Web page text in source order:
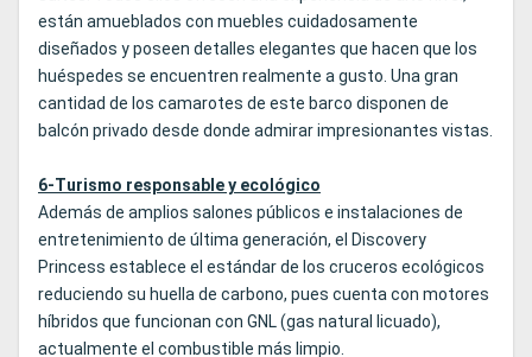
están amueblados con muebles cuidadosamente
diseñados y poseen detalles elegantes que hacen que los
huéspedes se encuentren realmente a gusto. Una gran
cantidad de los camarotes de este barco disponen de
balcón privado desde donde admirar impresionantes vistas.
6-Turismo responsable y ecológico
Además de amplios salones públicos e instalaciones de
entretenimiento de última generación, el Discovery
Princess establece el estándar de los cruceros ecológicos
reduciendo su huella de carbono, pues cuenta con motores
híbridos que funcionan con GNL (gas natural licuado),
actualmente el combustible más limpio.